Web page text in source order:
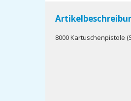
8000 Kartuschenpistole